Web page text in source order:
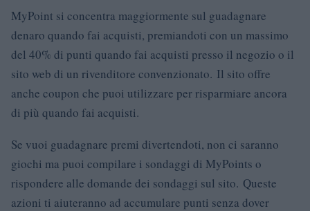
MyPoint si concentra maggiormente sul guadagnare
denaro quando fai acquisti, premiandoti con un massimo
del 40% di punti quando fai acquisti presso il negozio o il
sito web di un rivenditore convenzionato. Il sito offre
anche coupon che puoi utilizzare per risparmiare ancora
di più quando fai acquisti.
Se vuoi guadagnare premi divertendoti, non ci saranno
giochi ma puoi compilare i sondaggi di MyPoints o
rispondere alle domande dei sondaggi sul sito. Queste
azioni ti aiuteranno ad accumulare punti senza dover